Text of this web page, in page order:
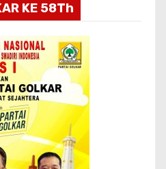
KE 58Th